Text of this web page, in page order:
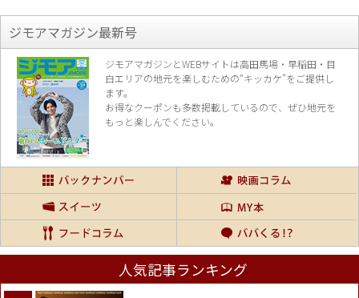
ジモアマガジン最新号
ジモアマガジンとWEBサイトは高田馬場・早稲田・目
白エリアの地元を楽しむための“キッカケ”をご提供し
ます。
お得なクーポンも多数掲載しているので、 ぜひ地元を
もっと楽しんでください。
人気記事ランキング